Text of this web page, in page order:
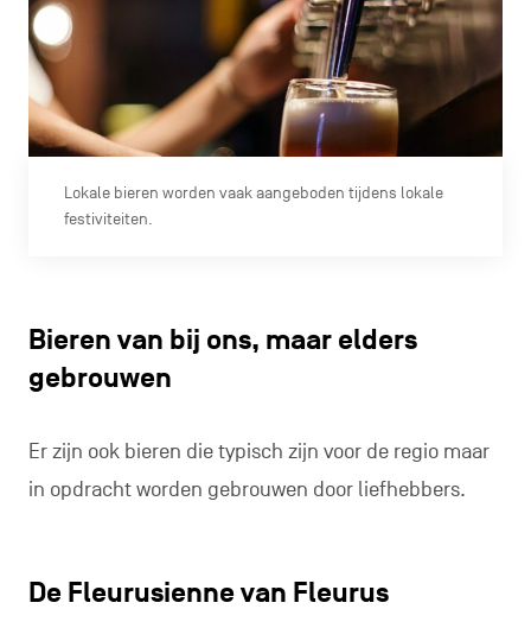
Lokale bieren worden vaak aangeboden tijdens lokale
festiviteiten.
Bieren van bij ons, maar elders
gebrouwen
Er zijn ook bieren die typisch zijn voor de regio maar
in opdracht worden gebrouwen door liefhebbers.
De Fleurusienne van Fleurus